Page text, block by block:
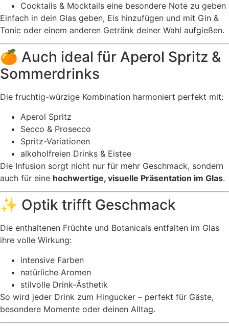
Cocktails & Mocktails eine besondere Note zu geben
Einfach in dein Glas geben, Eis hinzufügen und mit Gin &
Tonic oder einem anderen Getränk deiner Wahl aufgießen.
🍊 Auch ideal für Aperol Spritz &
Sommerdrinks
Die fruchtig-würzige Kombination harmoniert perfekt mit:
Aperol Spritz
Secco & Prosecco
Spritz-Variationen
alkoholfreien Drinks & Eistee
Die Infusion sorgt nicht nur für mehr Geschmack, sondern
auch für eine hochwertige, visuelle Präsentation im Glas.
✨ Optik trifft Geschmack
Die enthaltenen Früchte und Botanicals entfalten im Glas
ihre volle Wirkung:
intensive Farben
natürliche Aromen
stilvolle Drink-Ästhetik
So wird jeder Drink zum Hingucker – perfekt für Gäste,
besondere Momente oder deinen Alltag.